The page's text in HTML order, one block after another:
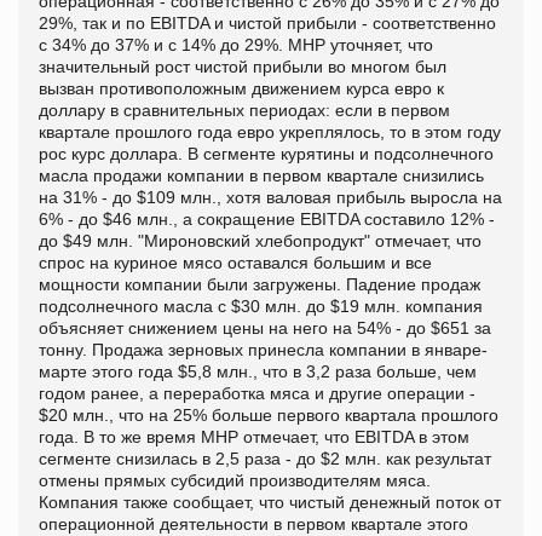
29%, так и по EBITDA и чистой прибыли - соответственно
с 34% до 37% и с 14% до 29%. MHP уточняет, что
значительный рост чистой прибыли во многом был
вызван противоположным движением курса евро к
доллару в сравнительных периодах: если в первом
квартале прошлого года евро укреплялось, то в этом году
рос курс доллара. В сегменте курятины и подсолнечного
масла продажи компании в первом квартале снизились
на 31% - до $109 млн., хотя валовая прибыль выросла на
6% - до $46 млн., а сокращение EBITDA составило 12% -
до $49 млн. "Мироновский хлебопродукт" отмечает, что
спрос на куриное мясо оставался большим и все
мощности компании были загружены. Падение продаж
подсолнечного масла с $30 млн. до $19 млн. компания
объясняет снижением цены на него на 54% - до $651 за
тонну. Продажа зерновых принесла компании в январе-
марте этого года $5,8 млн., что в 3,2 раза больше, чем
годом ранее, а переработка мяса и другие операции -
$20 млн., что на 25% больше первого квартала прошлого
года. В то же время MHP отмечает, что EBITDA в этом
сегменте снизилась в 2,5 раза - до $2 млн. как результат
отмены прямых субсидий производителям мяса.
Компания также сообщает, что чистый денежный поток от
операционной деятельности в первом квартале этого